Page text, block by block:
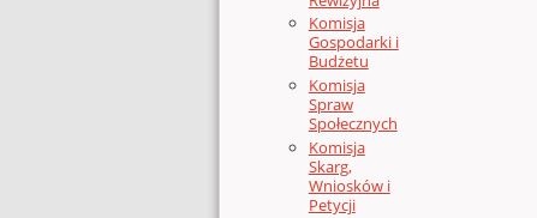
Komisja
Gospodarki i
Budżetu
Komisja
Spraw
Społecznych
Komisja
Skarg,
Wniosków i
Petycji